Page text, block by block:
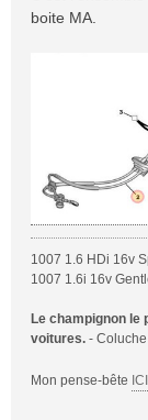
boite MA.
1007 1.6 HDi 16v
1007 1.6i 16v
Le champignon le
voitures. -
Mon pense-bête ICI